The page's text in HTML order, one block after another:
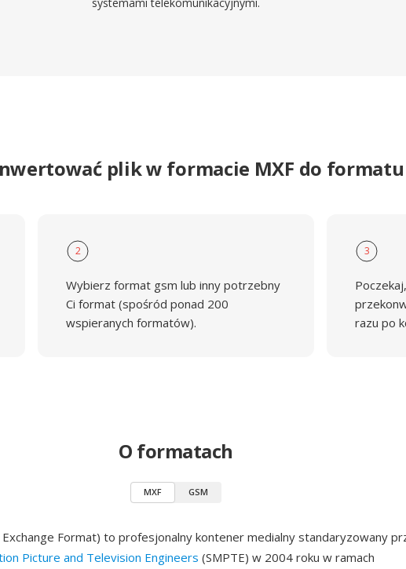
plik w formacie MXF do formatu
2
Wybierz format gsm lub inny potrzebny
Ci format (spośród ponad 200
wspieranych formatów).
3
razu po
O formatach
MXF GSM
Exchange Format) to profesjonalny kontener medialny standaryzowany
Picture and Television Engineers (SMPTE) w 2004 roku w ramach